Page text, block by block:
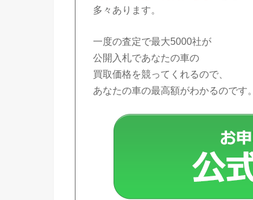
多々あります。
一度の査定で最大5000社が
公開入札であなたの車の
買取価格を競ってくれるので、
あなたの車の最高額がわかるのです。